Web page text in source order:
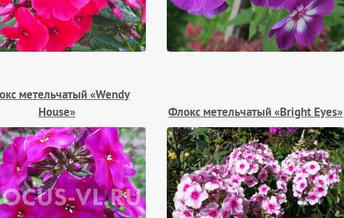
метельчатый «Wendy
House»
Флокс метельчатый «Bright Eyes»